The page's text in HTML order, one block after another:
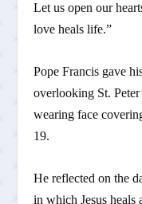
Let us open our
love heals life.”
Pope Francis gave
overlooking St.
wearing face
19.
He reflected on the
in which Jesus